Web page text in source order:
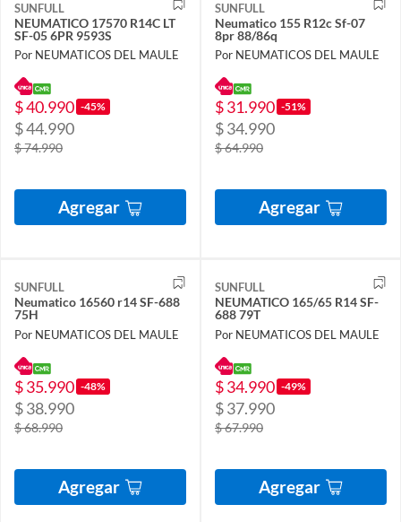
SUNFULL
NEUMATICO 17570 R14C LT
SF-05 6PR 9593S
Por NEUMATICOS DEL MAULE
$ 40.990 -45%
$ 44.990
$ 74.990
Agregar
SUNFULL
Neumatico 155 R12c Sf-07
8pr 88/86q
Por NEUMATICOS DEL MAULE
$ 31.990 -51%
$ 34.990
$ 64.990
Agregar
SUNFULL
Neumatico 16560 r14 SF-688
75H
Por NEUMATICOS DEL MAULE
$ 35.990 -48%
$ 38.990
$ 68.990
Agregar
SUNFULL
NEUMATICO 165/65 R14 SF-
688 79T
Por NEUMATICOS DEL MAULE
$ 34.990 -49%
$ 37.990
$ 67.990
Agregar